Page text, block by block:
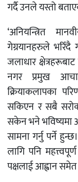
गर्दै उनले यस्तो
‘अनियन्त्रित
गेग्रयानहरुले भरिँदै
जलाधार
नगर प्रमुख
क्रियाकलापका
सकिएन र सबै
सकेन भने भविष्यमा
सामना गर्नु पर्ने
लागि पनि
पक्षलाई आह्वान